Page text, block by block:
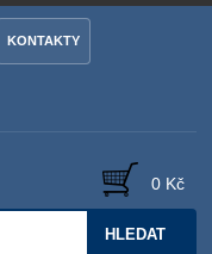
KONTAKTY
HLEDAT
0 Kč